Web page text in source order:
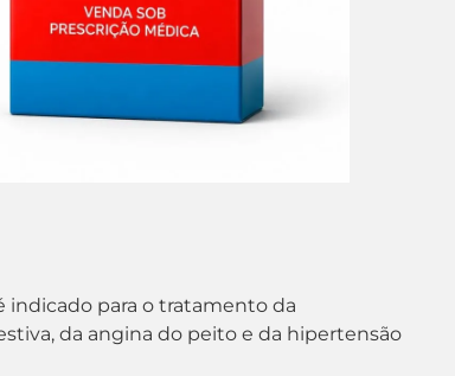
indicado para o tratamento da
da angina do peito e da hipertensão